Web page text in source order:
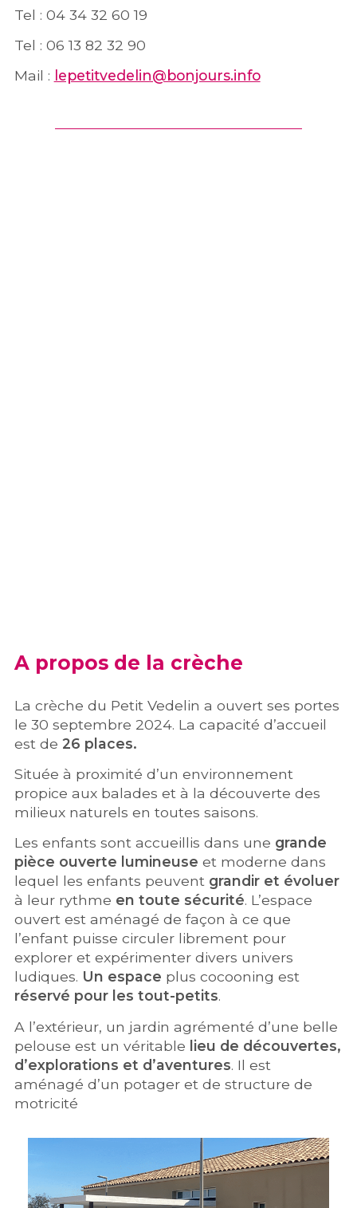
Tel : 04 34 32 60 19
Tel : 06 13 82 32 90
Mail : lepetitvedelin@bonjours.info
A propos de la crèche
La crèche du Petit Vedelin a ouvert ses portes
le 30 septembre 2024. La capacité d’accueil
est de 26 places.
Située à proximité d’un environnement
propice aux balades et à la découverte des
milieux naturels en toutes saisons.
Les enfants sont accueillis dans une grande
pièce ouverte lumineuse et moderne dans
lequel les enfants peuvent grandir et évoluer
à leur rythme en toute sécurité. L’espace
ouvert est aménagé de façon à ce que
l’enfant puisse circuler librement pour
explorer et expérimenter divers univers
ludiques. Un espace plus cocooning est
réservé pour les tout-petits.
A l’extérieur, un jardin agrémenté d’une belle
pelouse est un véritable lieu de découvertes,
d’explorations et d’aventures. Il est
aménagé d’un potager et de structure de
motricité